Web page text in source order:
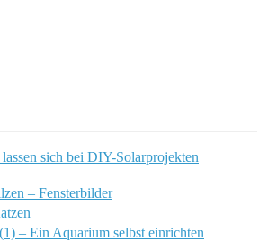
sich bei DIY-Solarprojekten
– Fensterbilder
– Ein Aquarium selbst einrichten